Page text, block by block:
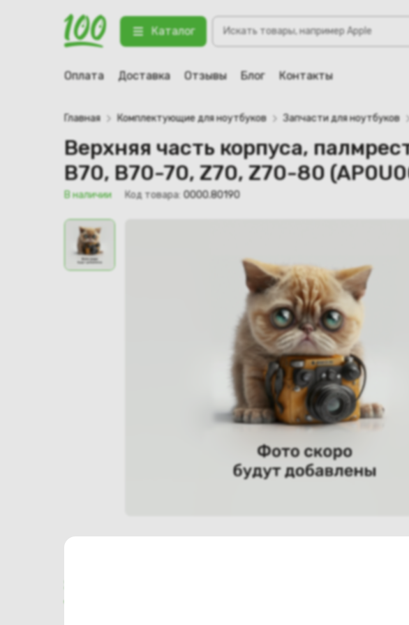
Каталог
товаров
Оплата Доставка Отзывы Блог Контакты
Верхняя часть корпуса, палмрест) для ноутбука
(AP0U0000300)
Главная Комплектующие для ноутбуков Запчасти для ноутбуков
Верхняя часть корпуса,
B70, B70-70, Z70, Z70-80
В наличии Код товара: 0000.80190